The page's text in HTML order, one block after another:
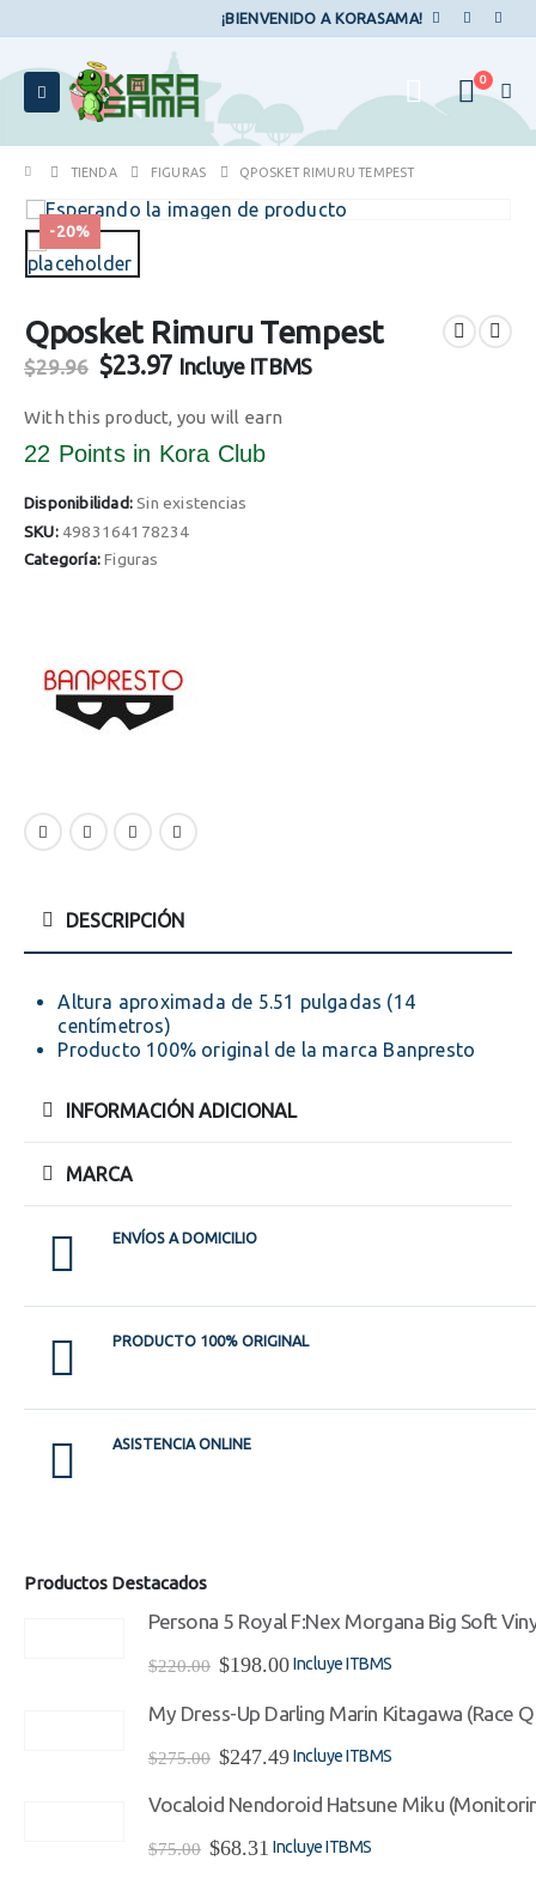
¡BIENVENIDO A KORASAMA!
0
TIENDA FIGURAS QPOSKET RIMURU TEMPEST
-20%
Qposket Rimuru Tempest
$29.96 El
original
era:
$29.96.
$23.97El
actual
es:
$23.97.
Incluye ITBMS
With this product, you will earn
22 Pointsin Kora Club
Disponibilidad:Sin existencias
SKU: 4983164178234
Categoría:Figuras
DESCRIPCIÓN
Altura aproximada de 5.51 pulgadas (14
centímetros)
Producto 100% original de la marca Banpresto
INFORMACIÓN ADICIONAL
MARCA
ENVÍOS A DOMICILIO
PRODUCTO 100% ORIGINAL
ASISTENCIA ONLINE
Productos Destacados
Persona 5 Royal F:Nex Morgana Big Soft
$220.00 El
original
$220.00.
$198.00El
actual
$198.00.
Incluye ITBMS
My Dress-Up Darling Marin Kitagawa (Race
$275.00 El
original
$275.00.
$247.49El
actual
$247.49.
Incluye ITBMS
Vocaloid Nendoroid Hatsune Miku
$75.00 El
$68.31 El
Incluye ITBMS